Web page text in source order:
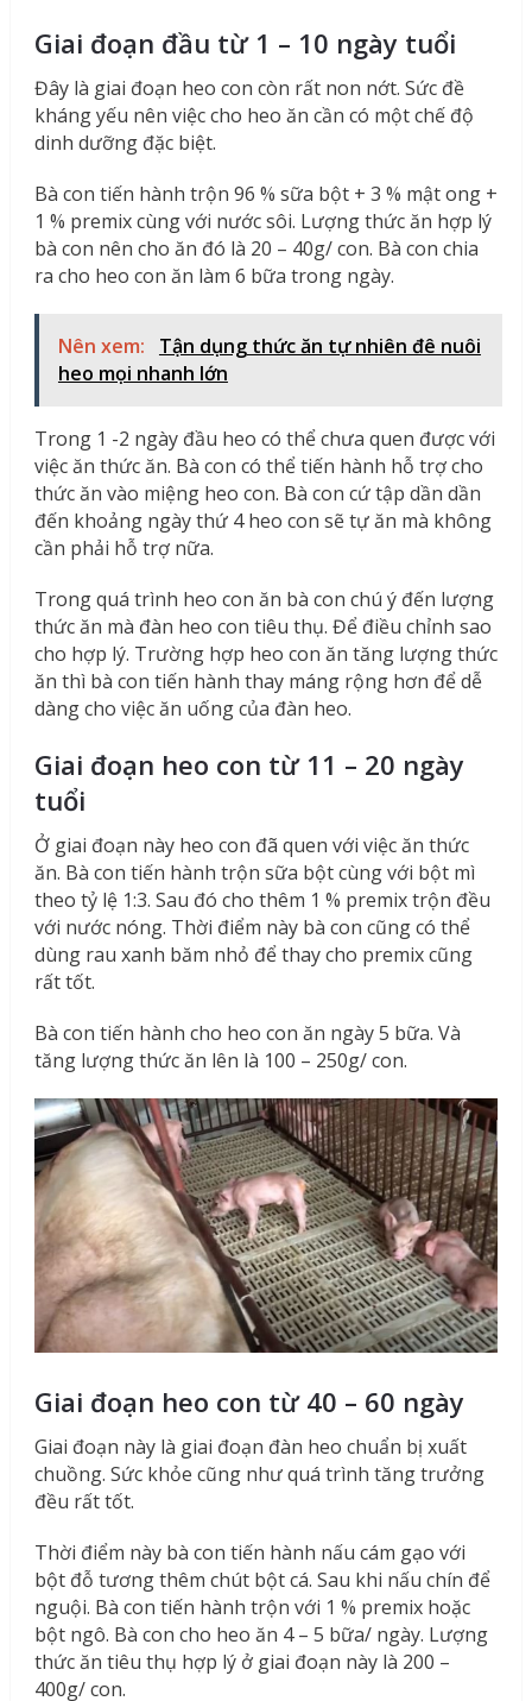
Giai đoạn đầu từ 1 – 10 ngày tuổi
Đây là giai đoạn heo con còn rất non nớt. Sức đề
kháng yếu nên việc cho heo ăn cần có một chế độ
dinh dưỡng đặc biệt.
Bà con tiến hành trộn 96 % sữa bột + 3 % mật ong +
1 % premix cùng với nước sôi. Lượng thức ăn hợp lý
bà con nên cho ăn đó là 20 – 40g/ con. Bà con chia
ra cho heo con ăn làm 6 bữa trong ngày.
Nên xem:
Tận dụng thức ăn tự nhiên đê nuôi
heo mọi nhanh lớn
Trong 1 -2 ngày đầu heo có thể chưa quen được với
việc ăn thức ăn. Bà con có thể tiến hành hỗ trợ cho
thức ăn vào miệng heo con. Bà con cứ tập dần dần
đến khoảng ngày thứ 4 heo con sẽ tự ăn mà không
cần phải hỗ trợ nữa.
Trong quá trình heo con ăn bà con chú ý đến lượng
thức ăn mà đàn heo con tiêu thụ. Để điều chỉnh sao
cho hợp lý. Trường hợp heo con ăn tăng lượng thức
ăn thì bà con tiến hành thay máng rộng hơn để dễ
dàng cho việc ăn uống của đàn heo.
Giai đoạn heo con từ 11 – 20 ngày
tuổi
Ở giai đoạn này heo con đã quen với việc ăn thức
ăn. Bà con tiến hành trộn sữa bột cùng với bột mì
theo tỷ lệ 1:3. Sau đó cho thêm 1 % premix trộn đều
với nước nóng. Thời điểm này bà con cũng có thể
dùng rau xanh băm nhỏ để thay cho premix cũng
rất tốt.
Bà con tiến hành cho heo con ăn ngày 5 bữa. Và
tăng lượng thức ăn lên là 100 – 250g/ con.
Giai đoạn heo con từ 40 – 60 ngày
Giai đoạn này là giai đoạn đàn heo chuẩn bị xuất
chuồng. Sức khỏe cũng như quá trình tăng trưởng
đều rất tốt.
Thời điểm này bà con tiến hành nấu cám gạo với
bột đỗ tương thêm chút bột cá. Sau khi nấu chín để
nguội. Bà con tiến hành trộn với 1 % premix hoặc
bột ngô. Bà con cho heo ăn 4 – 5 bữa/ ngày. Lượng
thức ăn tiêu thụ hợp lý ở giai đoạn này là 200 –
400g/ con.